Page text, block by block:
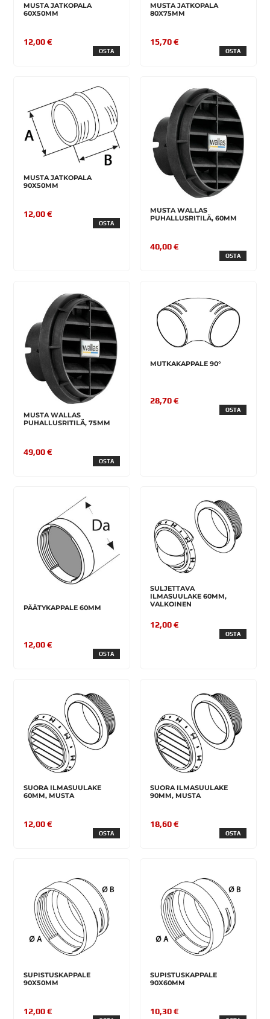
MUSTA JATKOPALA
60X50MM
12,00 €
OSTA
MUSTA JATKOPALA
80X75MM
15,70 €
OSTA
MUSTA JATKOPALA
90X50MM
12,00 €
OSTA
MUSTA WALLAS
PUHALLUSRITILÄ, 60MM
40,00 €
OSTA
MUSTA WALLAS
PUHALLUSRITILÄ, 75MM
49,00 €
OSTA
MUTKAKAPPALE 90°
28,70 €
OSTA
PÄÄTYKAPPALE 60MM
12,00 €
OSTA
SULJETTAVA
ILMASUULAKE 60MM,
VALKOINEN
12,00 €
OSTA
SUORA ILMASUULAKE
60MM, MUSTA
12,00 €
OSTA
SUORA ILMASUULAKE
90MM, MUSTA
18,60 €
OSTA
SUPISTUSKAPPALE
90X50MM
12,00 €
SUPISTUSKAPPALE
90X60MM
10,30 €